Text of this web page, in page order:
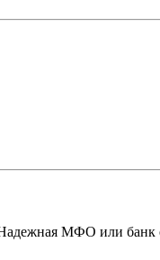
МФО или банк